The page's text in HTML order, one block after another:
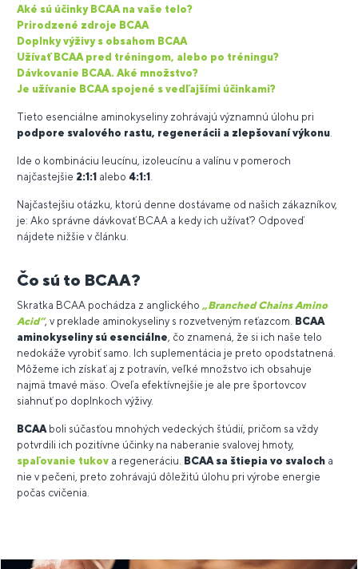
Aké sú účinky BCAA na vaše telo?
Prirodzené zdroje BCAA
Doplnky výživy s obsahom BCAA
Užívať BCAA pred tréningom, alebo po tréningu?
Dávkovanie BCAA. Aké množstvo?
Je užívanie BCAA spojené s vedľajšími účinkami?
Tieto esenciálne aminokyseliny zohrávajú významnú úlohu pri
podpore svalového rastu, regenerácii a zlepšovaní výkonu
Ide o kombináciu leucínu, izoleucínu a valínu v pomeroch
najčastejšie 2:1:1 alebo 4:1:1
Najčastejšiu otázku, ktorú denne dostávame od našich zákazníkov,
je: Ako správne dávkovať BCAA a kedy ich užívať? Odpoveď
nájdete nižšie v článku.
Čo sú to BCAA?
Skratka BCAA pochádza z anglického „Branched Chains Amino
Acid“, v preklade aminokyseliny s rozvetveným reťazcom. BCAA
aminokyseliny sú esenciálne , čo znamená, že si ich naše telo
nedokáže vyrobiť samo. Ich suplementácia je preto opodstatnená.
Môžeme ich získať aj z potravín, veľké množstvo ich obsahuje
najmä tmavé mäso. Oveľa efektívnejšie je ale pre športovcov
siahnuť po doplnkoch výživy.
BCAA boli súčasťou mnohých vedeckých štúdií, pričom sa vždy
potvrdili ich pozitívne účinky na naberanie svalovej hmoty,
spaľovanie tukov a regeneráciu. BCAA sa štiepia vo svaloch a
nie v pečeni, preto zohrávajú dôležitú úlohu pri výrobe energie
počas cvičenia.